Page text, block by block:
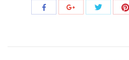
Share
Share